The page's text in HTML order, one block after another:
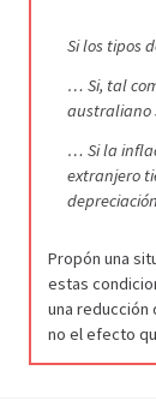
Si los tipos
… Si, tal
australiano
… Si la
extranjero
Propón una
estas
una
no el efecto